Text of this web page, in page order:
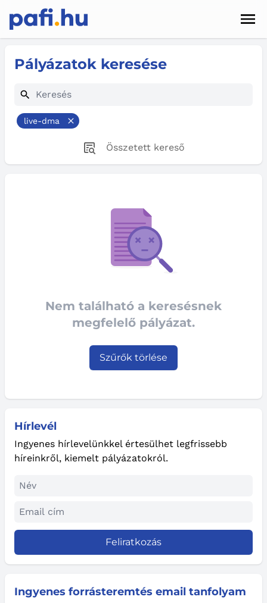
Sötét mód
Hírlevél
Ingyenes hírlevelünkkel értesülhet legfrissebb
híreinkről, kiemelt pályázatokról.
Feliratkozás
Ingyenes forrásteremtés email tanfolyam
Pályázatok keresése
live-dma
Összetett kereső
Nem található a keresésnek
megfelelő pályázat.
Szűrők törlése